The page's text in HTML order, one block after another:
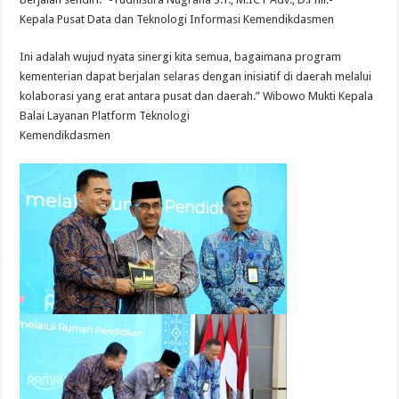
Kepala Pusat Data dan Teknologi Informasi Kemendikdasmen
Ini adalah wujud nyata sinergi kita semua, bagaimana program
kementerian dapat berjalan selaras dengan inisiatif di daerah melalui
kolaborasi yang erat antara pusat dan daerah.” Wibowo Mukti Kepala
Balai Layanan Platform Teknologi
Kemendikdasmen